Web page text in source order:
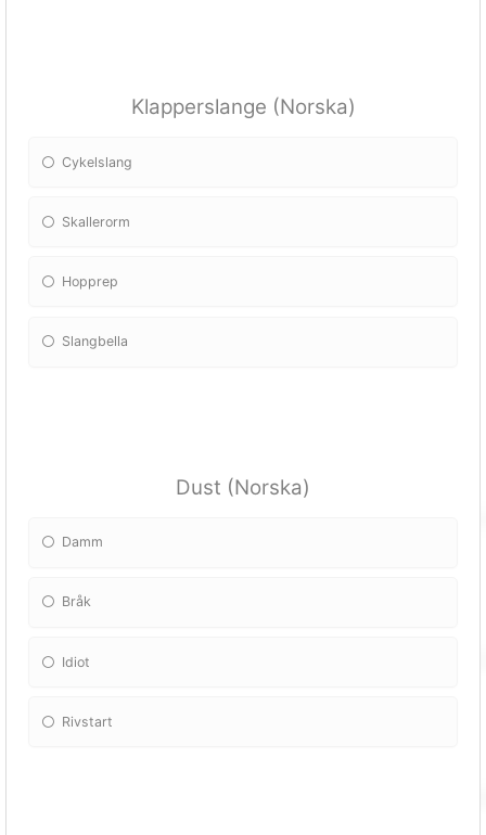
Klapperslange (Norska)
Cykelslang
Skallerorm
Hopprep
Slangbella
Dust (Norska)
Damm
Bråk
Idiot
Rivstart